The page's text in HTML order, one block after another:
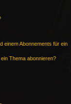
einem Abonnements für ein
Thema abonnieren?